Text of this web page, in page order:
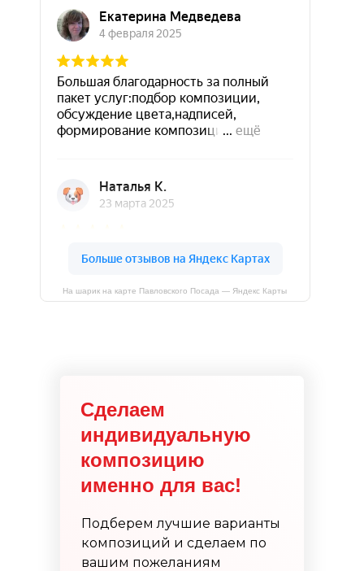
На шарик на карте Павловского Посада — Яндекс Карты
Сделаем
индивидуальную
композицию
именно для вас!
Подберем лучшие варианты
композиций и сделаем по
вашим пожеланиям